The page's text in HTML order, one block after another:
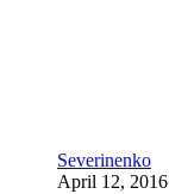
Severinenko
April 12, 2016